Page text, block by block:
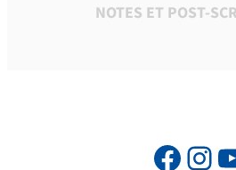
NOTES ET POST-